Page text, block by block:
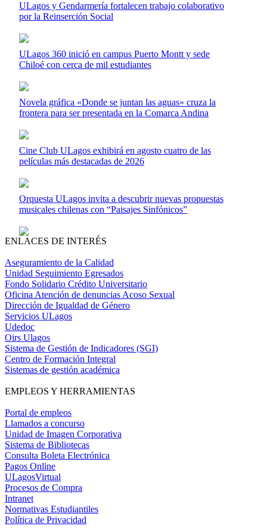
ULagos y Gendarmería fortalecen trabajo colaborativo
por la Reinserción Social
ULagos 360 inició en campus Puerto Montt y sede
Chiloé con cerca de mil estudiantes
Novela gráfica «Donde se juntan las aguas» cruza la
frontera para ser presentada en la Comarca Andina
Cine Club ULagos exhibirá en agosto cuatro de las
películas más destacadas de 2026
Orquesta ULagos invita a descubrir nuevas propuestas
musicales chilenas con “Paisajes Sinfónicos”
ENLACES DE INTERÉS
Aseguramiento de la Calidad
Unidad Seguimiento Egresados
Fondo Solidario Crédito Universitario
Oficina Atención de denuncias Acoso Sexual
Dirección de Igualdad de Género
Servicios ULagos
Udedoc
Oirs Ulagos
Sistema de Gestión de Indicadores (SGI)
Centro de Formación Integral
Sistemas de gestión académica
EMPLEOS Y HERRAMIENTAS
Portal de empleos
Llamados a concurso
Unidad de Imagen Corporativa
Sistema de Bibliotecas
Consulta Boleta Electrónica
Pagos Online
ULagosVirtual
Procesos de Compra
Intranet
Normativas Estudiantiles
Política de Privacidad